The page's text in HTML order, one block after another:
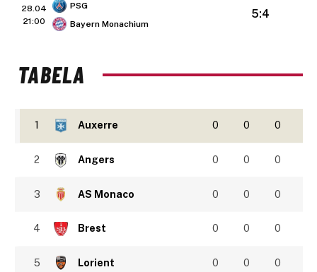
28.04
21:00
PSG
Bayern Monachium
5:4
TABELA
1 Auxerre 0 0 0
2 Angers 0 0 0
3 AS Monaco 0 0 0
4 Brest 0 0 0
5 Lorient 0 0 0